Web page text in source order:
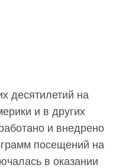
десятилетий на
и в других
и внедрено
посещений на
в оказании